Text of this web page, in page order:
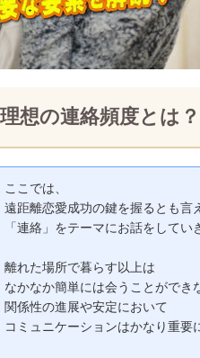
想の連絡頻度とは
ここでは、
遠距離恋愛成功の鍵を握るとも言
「連絡」をテーマにお話をしてい
離れた場所で暮らす以上は
なかなか簡単には会うことができ
関係性の進展や安定において
コミュニケーションはかなり重要